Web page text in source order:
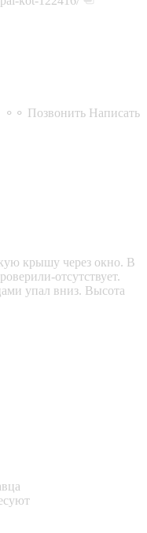
⚬⚬ Позвонить Написать
крышу через окно. В
отсутствует.
упал вниз. Высота